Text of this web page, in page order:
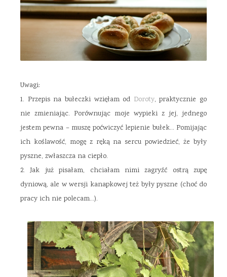
Uwagi:
1. Przepis na bułeczki wzięłam od Doroty, praktycznie go
nie zmieniając. Porównując moje wypieki z jej, jednego
jestem pewna – muszę poćwiczyć lepienie bułek… Pomijając
ich koślawość, mogę z ręką na sercu powiedzieć, że były
pyszne, zwłaszcza na ciepło.
2. Jak już pisałam, chciałam nimi zagryźć ostrą zupę
dyniową, ale w wersji kanapkowej też były pyszne (choć do
pracy ich nie polecam…).